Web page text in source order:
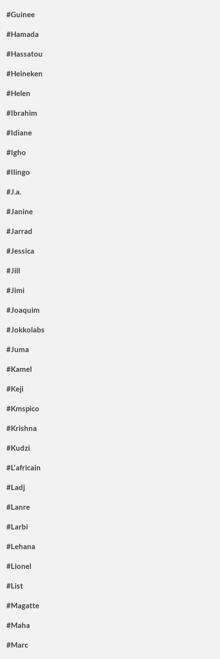
#Guinee
#Hamada
#Hassatou
#Heineken
#Helen
#Ibrahim
#Idiane
#Igho
#Ilingo
#J.a.
#Janine
#Jarrad
#Jessica
#Jill
#Jimi
#Joaquim
#Jokkolabs
#Juma
#Kamel
#Keji
#Kmspico
#Krishna
#Kudzi
#L'africain
#Ladj
#Lanre
#Larbi
#Lehana
#Lionel
#List
#Magatte
#Maha
#Marc